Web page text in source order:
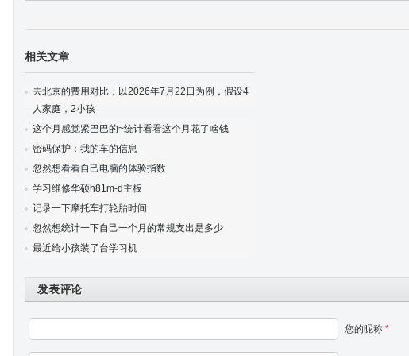
相关文章
去北京的费用对比，以2026年7月22日为例，假设4
人家庭，2小孩
这个月感觉紧巴巴的~统计看看这个月花了啥钱
密码保护：我的车的信息
忽然想看看自己电脑的体验指数
学习维修华硕h81m-d主板
记录一下摩托车打轮胎时间
忽然想统计一下自己一个月的常规支出是多少
最近给小孩装了台学习机
发表评论
您的昵称*